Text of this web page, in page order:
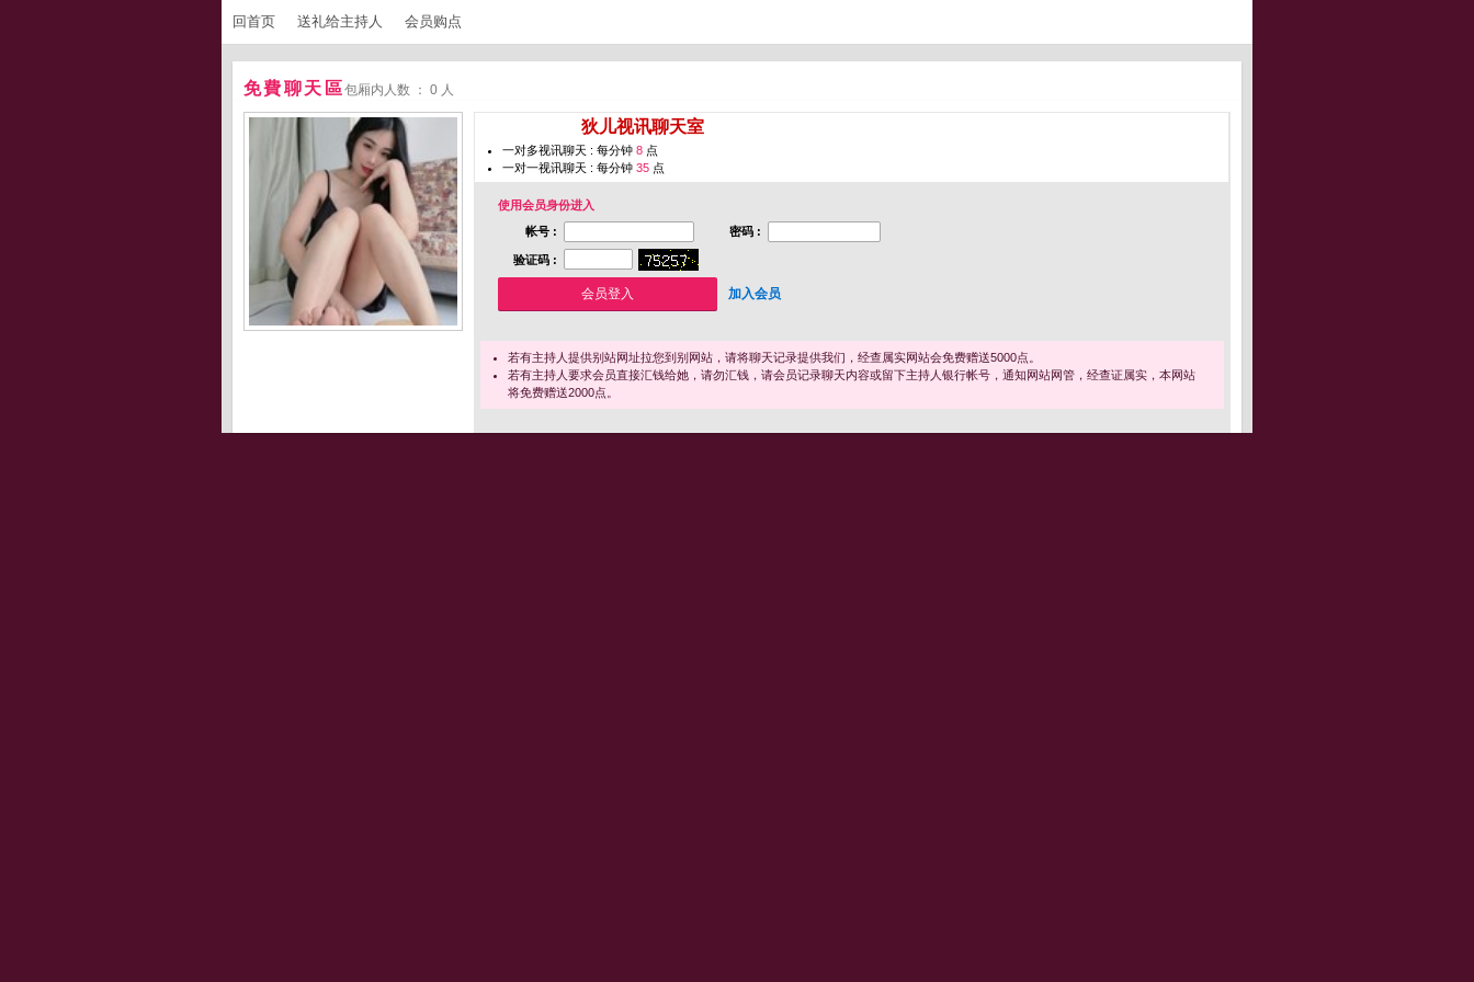
回首页 送礼给主持人 会员购点
免費聊天區包厢内人数 ： 0 人
狄儿视讯聊天室
一对多视讯聊天 : 每分钟 8 点
一对一视讯聊天 : 每分钟 35 点
使用会员身份进入
帐号 :
密码 :
验证码 :
加入会员
若有主持人提供别站网址拉您到别网站，请将聊天记录提供我们，经查属实网站会免费赠送5000点。
若有主持人要求会员直接汇钱给她，请勿汇钱，请会员记录聊天内容或留下主持人银行帐号，通知网站网管，经查证属实，本网站
将免费赠送2000点。